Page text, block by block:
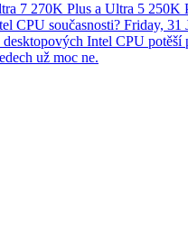
7 270K Plus a Ultra 5 250K
CPU současnosti? Friday, 31
Intel CPU potěší
už moc ne.